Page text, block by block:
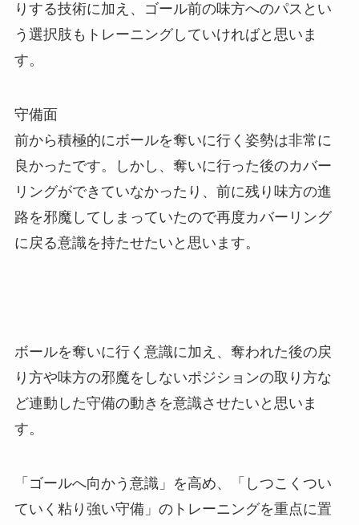
りする技術に加え、ゴール前の味方へのパスとい
う選択肢もトレーニングしていければと思いま
す。
​守備面
​前から積極的にボールを奪いに行く姿勢は非常に
良かったです。しかし、奪いに行った後のカバー
リングができていなかったり、前に残り味方の進
路を邪魔してしまっていたので再度カバーリング
に戻る意識を持たせたいと思います。
ボールを奪いに行く意識に加え、奪われた後の戻
り方や味方の邪魔をしないポジションの取り方な
ど連動した守備の動きを意識させたいと思いま
す。
​「ゴールへ向かう意識」を高め、「しつこくつい
ていく粘り強い守備」のトレーニングを重点に置